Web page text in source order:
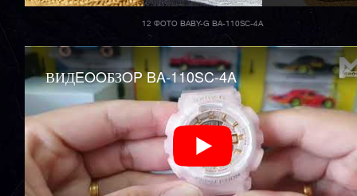
12 ФОТО BABY-G BA-110SC-4A
ВИДEOOБЗOP BA-110SC-4A